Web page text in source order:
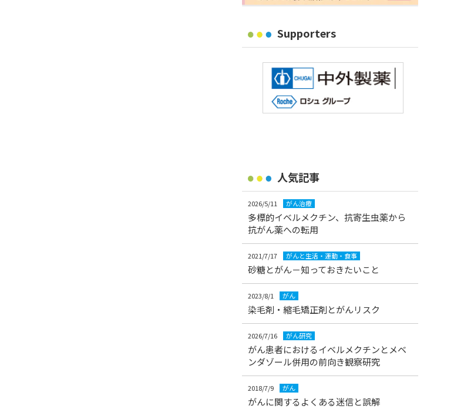
Supporters
人気記事
2026/5/11 がん治療
多標的イベルメクチン、抗寄生虫薬から
抗がん薬への転用
2021/7/17 がんと生活・運動・食事
砂糖とがん－知っておきたいこと
2023/8/1 がん
染毛剤・縮毛矯正剤とがんリスク
2026/7/16 がん研究
がん患者におけるイベルメクチンとメベ
ンダゾール併用の前向き観察研究
2018/7/9 がん
がんに関するよくある迷信と誤解